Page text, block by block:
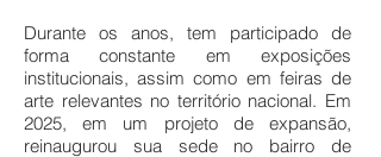
Durante os anos, tem participado de
forma constante em exposições
institucionais, assim como em feiras de
arte relevantes no território nacional.​ Em
2025, em um projeto de expansão,
reinaugurou sua sede no bairro de